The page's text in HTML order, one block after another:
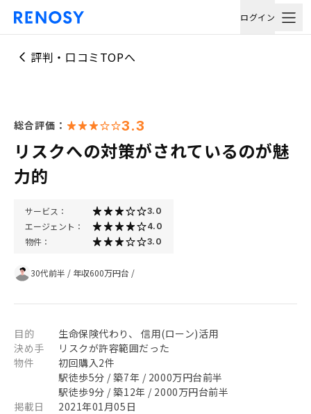
ログイン
評判・口コミTOPへ
総合評価： 3.3
リスクへの対策がされているのが魅
力的
サービス： 3.0
エージェント： 4.0
物件： 3.0
30代前半 / 年収600万円台 /
目的
生命保険代わり、 信用(ローン)活用
決め手
リスクが許容範囲だった
物件
初回購入2件
駅徒歩5分 / 築7年 / 2000万円台前半
駅徒歩9分 / 築12年 / 2000万円台前半
掲載日
2021年01月05日